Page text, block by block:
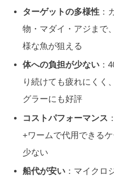
ターゲットの多様性 ：
物・マダイ・アジまで
様な魚が狙える
体への負担が少ない ：
り続けても疲れにくく
グラーにも好評
コストパフォーマンス
+ワームで代用できる
少ない
船代が安い ：マイクロ